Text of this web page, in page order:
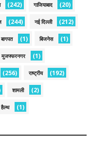
(242) गाजियाबाद (20)
(244) नई द‍िल्ली (212)
बागपत (1) बिजनेस (1)
मुजफ्फरनगर (1)
(256) राष्ट्रीय (192)
शामली (2)
हैल्थ (1)